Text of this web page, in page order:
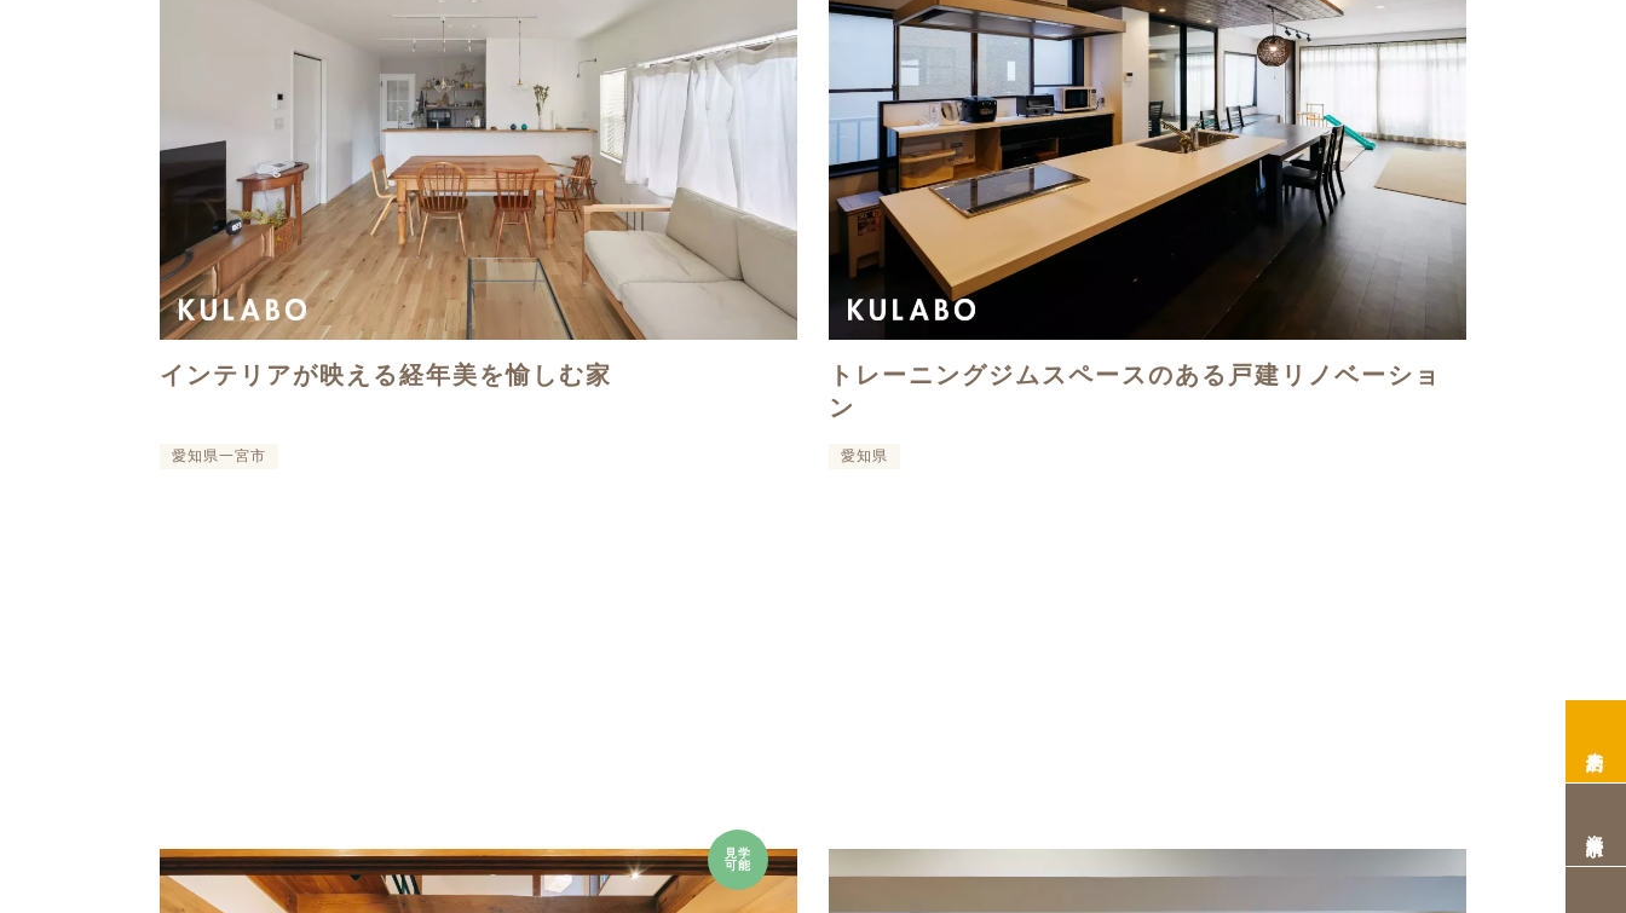
インテリアが映える経年美を愉しむ家
愛知県一宮市
トレーニングジムスペースのある戸建リノベーショ
ン
愛知県
見学
可能